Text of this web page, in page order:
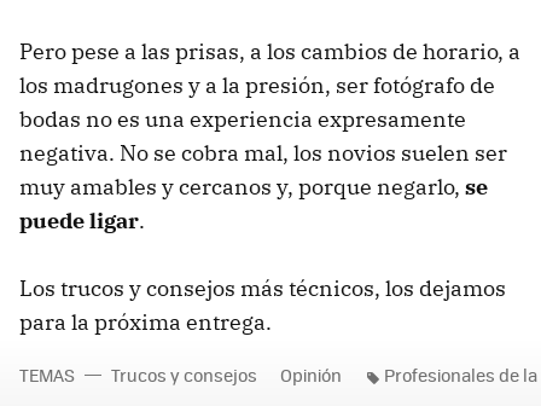
Pero pese a las prisas, a los cambios de horario, a
los madrugones y a la presión, ser fotógrafo de
bodas no es una experiencia expresamente
negativa. No se cobra mal, los novios suelen ser
muy amables y cercanos y, porque negarlo, se
puede ligar.
Los trucos y consejos más técnicos, los dejamos
para la próxima entrega.
TEMAS Trucos y consejos Opinión Profesionales de